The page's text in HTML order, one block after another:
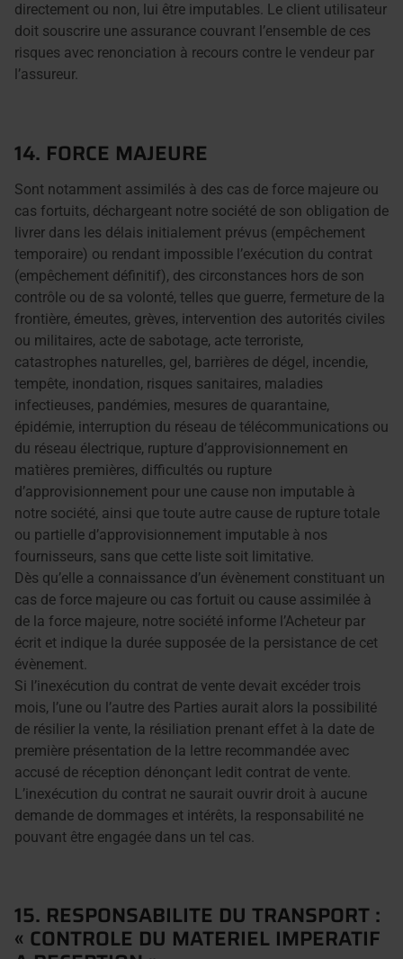
directement ou non, lui être imputables. Le client utilisateur
doit souscrire une assurance couvrant l’ensemble de ces
risques avec renonciation à recours contre le vendeur par
l’assureur.
14. FORCE MAJEURE
Sont notamment assimilés à des cas de force majeure ou
cas fortuits, déchargeant notre société de son obligation de
livrer dans les délais initialement prévus (empêchement
temporaire) ou rendant impossible l’exécution du contrat
(empêchement définitif), des circonstances hors de son
contrôle ou de sa volonté, telles que guerre, fermeture de la
frontière, émeutes, grèves, intervention des autorités civiles
ou militaires, acte de sabotage, acte terroriste,
catastrophes naturelles, gel, barrières de dégel, incendie,
tempête, inondation, risques sanitaires, maladies
infectieuses, pandémies, mesures de quarantaine,
épidémie, interruption du réseau de télécommunications ou
du réseau électrique, rupture d’approvisionnement en
matières premières, difficultés ou rupture
d’approvisionnement pour une cause non imputable à
notre société, ainsi que toute autre cause de rupture totale
ou partielle d’approvisionnement imputable à nos
fournisseurs, sans que cette liste soit limitative.
Dès qu’elle a connaissance d’un évènement constituant un
cas de force majeure ou cas fortuit ou cause assimilée à
de la force majeure, notre société informe l’Acheteur par
écrit et indique la durée supposée de la persistance de cet
évènement.
Si l’inexécution du contrat de vente devait excéder trois
mois, l’une ou l’autre des Parties aurait alors la possibilité
de résilier la vente, la résiliation prenant effet à la date de
première présentation de la lettre recommandée avec
accusé de réception dénonçant ledit contrat de vente.
L’inexécution du contrat ne saurait ouvrir droit à aucune
demande de dommages et intérêts, la responsabilité ne
pouvant être engagée dans un tel cas.
15. RESPONSABILITE DU TRANSPORT :
« CONTROLE DU MATERIEL IMPERATIF